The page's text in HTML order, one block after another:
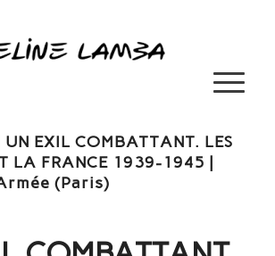
EXIL COMBATTANT. LES
LA FRANCE 1939-1945 |
(Paris)